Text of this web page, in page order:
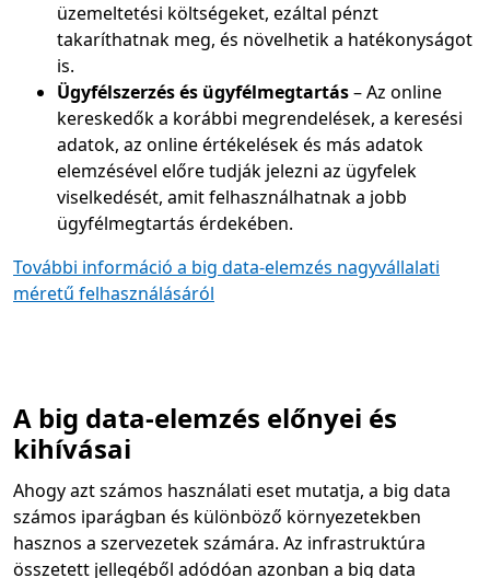
üzemeltetési költségeket, ezáltal pénzt
takaríthatnak meg, és növelhetik a hatékonyságot
is.
Ügyfélszerzés és ügyfélmegtartás– Az online
kereskedők a korábbi megrendelések, a keresési
adatok, az online értékelések és más adatok
elemzésével előre tudják jelezni az ügyfelek
viselkedését, amit felhasználhatnak a jobb
ügyfélmegtartás érdekében.
További információ a big data-elemzés nagyvállalati
méretű felhasználásáról
A big data-elemzés előnyei és
kihívásai
Ahogy azt számos használati eset mutatja, a big data
számos iparágban és különböző környezetekben
hasznos a szervezetek számára. Az infrastruktúra
összetett jellegéből adódóan azonban a big data